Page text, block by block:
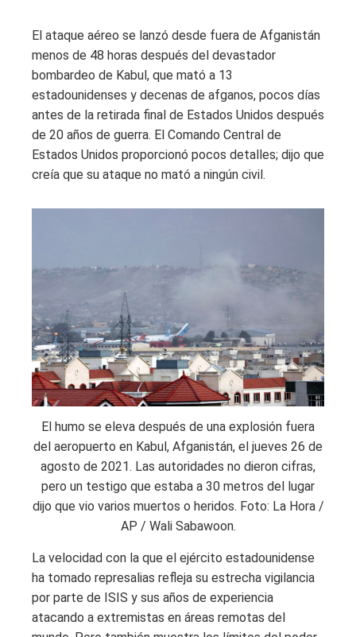
El ataque aéreo se lanzó desde fuera de Afganistán
menos de 48 horas después del devastador
bombardeo de Kabul, que mató a 13
estadounidenses y decenas de afganos, pocos días
antes de la retirada final de Estados Unidos después
de 20 años de guerra. El Comando Central de
Estados Unidos proporcionó pocos detalles; dijo que
creía que su ataque no mató a ningún civil.
El humo se eleva después de una explosión fuera
del aeropuerto en Kabul, Afganistán, el jueves 26 de
agosto de 2021. Las autoridades no dieron cifras,
pero un testigo que estaba a 30 metros del lugar
dijo que vio varios muertos o heridos. Foto: La Hora /
AP / Wali Sabawoon.
La velocidad con la que el ejército estadounidense
ha tomado represalias refleja su estrecha vigilancia
por parte de ISIS y sus años de experiencia
atacando a extremistas en áreas remotas del